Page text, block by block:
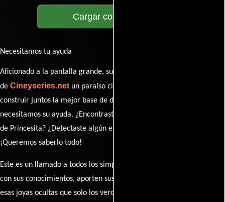
Cargar comentarios
Necesitamos tu ayuda
Aficionado a la pantalla grande, su participación es clave para hacer
de Cineyseries.netun paraíso cinéfilo completo. Queremos
construir juntos la mejor base de datos cinematográfica, pero
necesitamos su ayuda. ¿Encontraste algún dato faltante en la ficha
de Princesita? ¿Detectaste algún error en la sinopsis o el elenco?
¡Queremos saberlo todo!
Este es un llamado a todos los simpatizantes del cine: contribuyan
con sus conocimientos, aporten sus descubrimientos y compartan
esas joyas ocultas que solo los verdaderos fanáticos conocen. Sus